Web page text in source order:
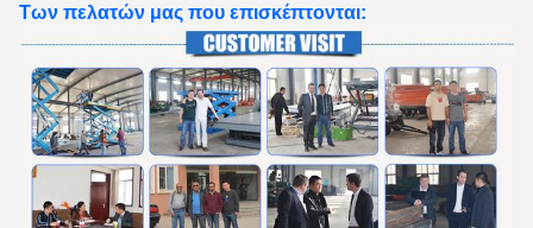
Των πελατών μας που επισκέπτονται: